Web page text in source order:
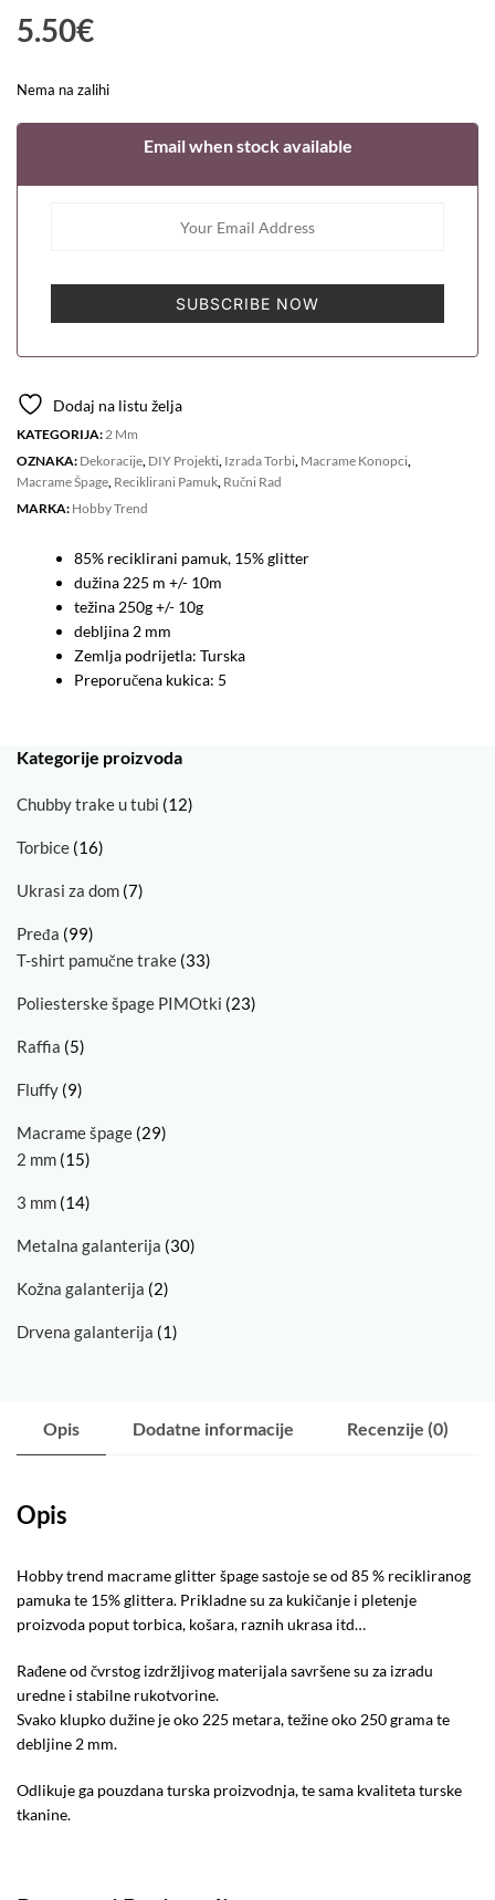
5.50€
Nema na zalihi
Email when stock available
SUBSCRIBE NOW
Dodaj na listu želja
KATEGORIJA:2 Mm
OZNAKA: Dekoracije, DIY Projekti, Izrada Torbi, Macrame Konopci,
Macrame Špage, Reciklirani Pamuk, Ručni Rad
MARKA: Hobby Trend
85% reciklirani pamuk, 15% glitter
dužina 225 m +/- 10m
težina 250g +/- 10g
debljina 2 mm
Zemlja podrijetla: Turska
Preporučena kukica: 5
Kategorije proizvoda
Chubby trake u tubi (12)
Torbice (16)
Ukrasi za dom (7)
Pređa (99)
T-shirt pamučne trake (33)
Poliesterske špage PIMOtki (23)
Raffia (5)
Fluffy (9)
Macrame špage (29)
2 mm (15)
3 mm (14)
Metalna galanterija (30)
Kožna galanterija (2)
Drvena galanterija (1)
Opis Dodatne informacije Recenzije (0)
Opis
Hobby trend macrame glitter špage sastoje se od 85 % recikliranog
pamuka te 15% glittera. Prikladne su za kukičanje i pletenje
proizvoda poput torbica, košara, raznih ukrasa itd…
Rađene od čvrstog izdržljivog materijala savršene su za izradu
uredne i stabilne rukotvorine.
Svako klupko dužine je oko 225 metara, težine oko 250 grama te
debljine 2 mm.
Odlikuje ga pouzdana turska proizvodnja, te sama kvaliteta turske
tkanine.